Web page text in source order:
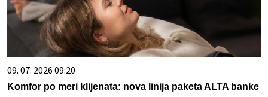
09. 07. 2026 09:20
Komfor po meri klijenata: nova linija paketa ALTA banke